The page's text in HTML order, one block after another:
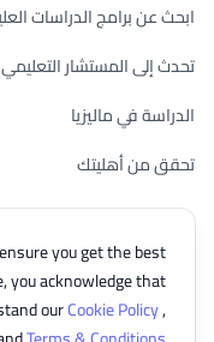
you get the best
you acknowledge that
ourCookie Policy,
ابحث عن برامج الدراسات
تحدث إلى المستشار التعليمي
الدراسة في ماليزيا
تحقق من أهليتك
number 200801016907
(818200-P). All rights reserved.